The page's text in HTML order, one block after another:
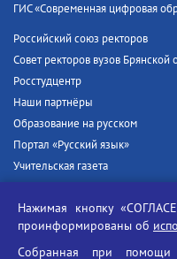
ГИС «Современная цифровая
Российский союз ректоров
Совет ректоров вузов Брянской
Росстудцентр
Наши партнёры
Образование на русском
Портал «Русский язык»
Учительская газета
Единый портал
Нажимая кнопку
проинформированы об
Собранная при